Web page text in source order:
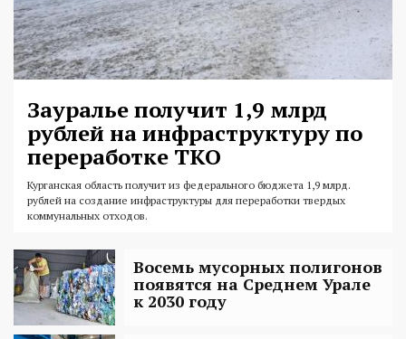
Зауралье получит 1,9 млрд
рублей на инфраструктуру по
переработке ТКО
Курганская область получит из федерального бюджета 1,9 млрд.
рублей на создание инфраструктуры для переработки твердых
коммунальных отходов.
Восемь мусорных полигонов
появятся на Среднем Урале
к 2030 году